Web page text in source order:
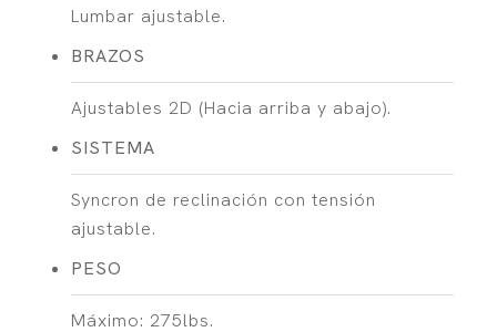
Lumbar ajustable.
BRAZOS
Ajustables 2D (Hacia arriba y abajo).
SISTEMA
Syncron de reclinación con tensión
ajustable.
PESO
Máximo: 275lbs.